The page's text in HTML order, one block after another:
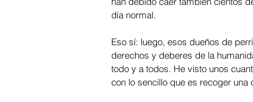
día normal.
Eso sí: luego, esos dueños de
derechos y deberes de la
todo y a todos. He visto unos
con lo sencillo que es recoger una